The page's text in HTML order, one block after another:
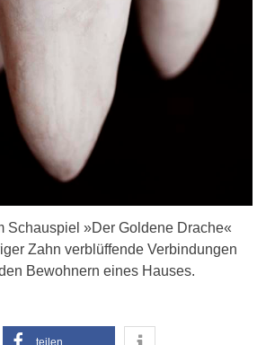
Schauspiel »Der Goldene Drache«
Zahn verblüffende Verbindungen
Bewohnern eines Hauses.
teilen